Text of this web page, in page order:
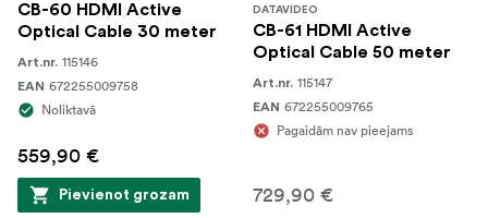
CB-60 HDMI Active
Optical Cable 30 meter
Art.nr. 115146
EAN 672255009758
Noliktavā
559,90 €
Pievienot grozam
DATAVIDEO
CB-61 HDMI Active
Optical Cable 50 meter
Art.nr. 115147
EAN 672255009765
Pagaidām nav pieejams
729,90 €